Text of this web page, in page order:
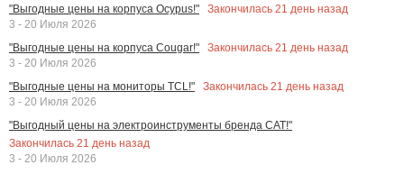
"Выгодные цены на корпуса Ocypus!"
Закончилась 21 день назад
3 - 20 Июля 2026
"Выгодные цены на корпуса Cougar!"
Закончилась 21 день назад
3 - 20 Июля 2026
"Выгодные цены на мониторы TCL!"
Закончилась 21 день назад
3 - 20 Июля 2026
"Выгодный цены на электроинструменты бренда CAT!"
Закончилась 21 день назад
3 - 20 Июля 2026